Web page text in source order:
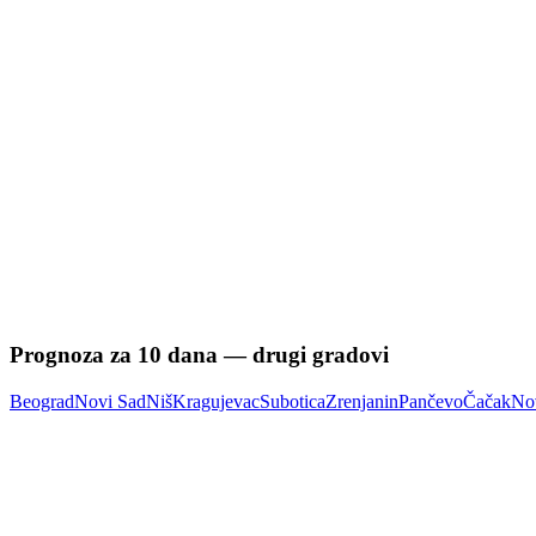
Prognoza za 10 dana — drugi gradovi
BeogradNovi SadNišKragujevacSuboticaZrenjaninPančevoČačak